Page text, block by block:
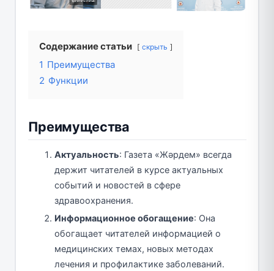
Содержание статьи скрыть
1 Преимущества
2 Функции
Преимущества
Актуальность: Газета «Жәрдем» всегда
держит читателей в курсе актуальных
событий и новостей в сфере
здравоохранения.
Информационное обогащение: Она
обогащает читателей информацией о
медицинских темах, новых методах
лечения и профилактике заболеваний.